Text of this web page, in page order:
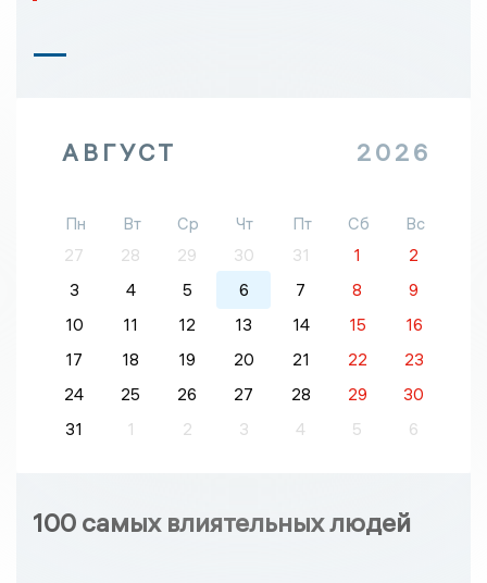
АВГУСТ 2026
Пн Вт Ср Чт Пт Сб
Вс
27
28 29 30 31 1
2
3
4 5 6 7 8
9
10
11 12 13 14 15
16
17
18 19 20 21 22
23
24
25 26 27 28 29
30
31
1 2 3 4 5 6
100 самых влиятельных людей